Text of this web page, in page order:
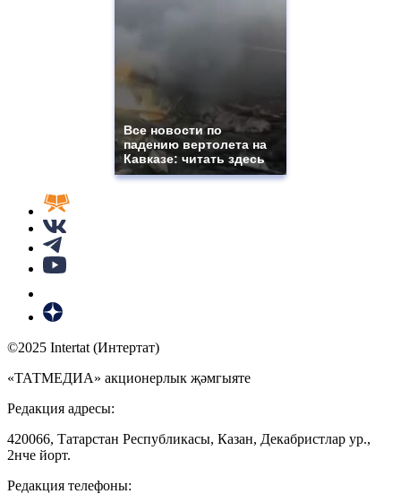
Все новости по
падению вертолета на
Кавказе: читать здесь
©2025 Intertat (Интертат)
«ТАТМЕДИА» акционерлык җәмгыяте
Редакция адресы:
420066, Татарстан Республикасы, Казан, Декабристлар ур.,
2нче йорт.
Редакция телефоны: